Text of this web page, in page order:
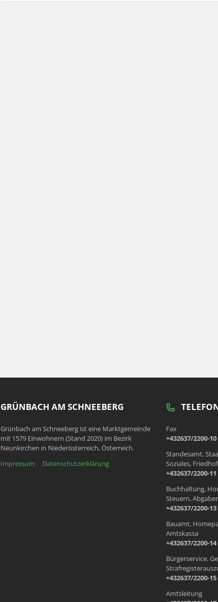
GRÜNBACH AM SCHNEEBERG
Grünbach am Schneeberg ist eine Marktgemeinde
mit 1579 Einwohnern (Stand 2020) im Bezirk
Neunkirchen in Niederösterreich, Österreich.
Impressum
Datenschutzerklärung
Fax
+432637/2200-10
Standesamt,
Soziales, Friedhof
+432637/2200-11
Buchhaltung,
Steuern,
+432637/2200-13
Bauamt,
Amtskassa
+432637/2200-14
Bürgerservice,
+432637/2200-15
Amtsleitung